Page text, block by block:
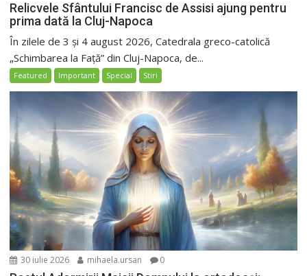
Relicvele Sfântului Francisc de Assisi ajung pentru
prima dată la Cluj-Napoca
În zilele de 3 și 4 august 2026, Catedrala greco-catolică
„Schimbarea la Față” din Cluj-Napoca, de...
Featured Important Special Stiri
30 iulie 2026 mihaela.ursan 0